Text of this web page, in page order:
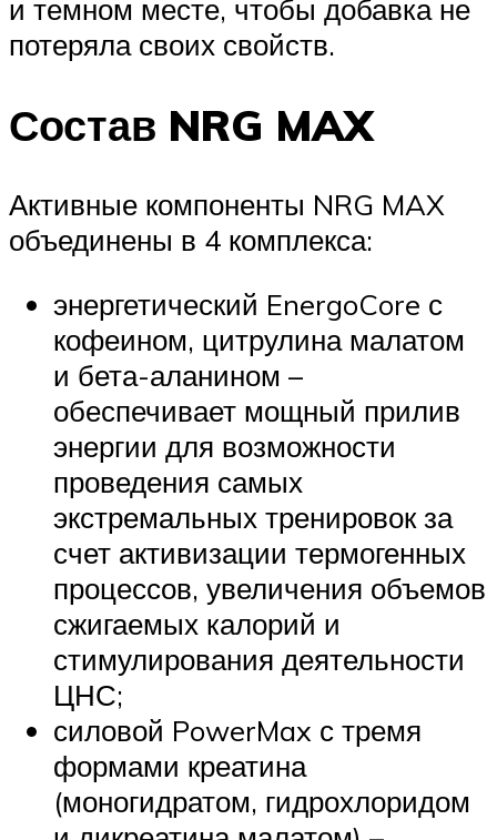
и темном месте, чтобы добавка не
потеряла своих свойств.
Состав NRG MAX
Активные компоненты NRG MAX
объединены в 4 комплекса:
энергетический EnergoCore с
кофеином, цитрулина малатом
и бета-аланином –
обеспечивает мощный прилив
энергии для возможности
проведения самых
экстремальных тренировок за
счет активизации термогенных
процессов, увеличения объемов
сжигаемых калорий и
стимулирования деятельности
ЦНС;
силовой PowerMax с тремя
формами креатина
(моногидратом, гидрохлоридом